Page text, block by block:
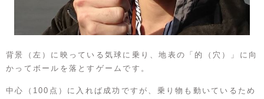
背景（左）に映っている気球に乗り、地表の「的（穴）」に向
かってボールを落とすゲームです。
中心（100点）に入れば成功ですが、乗り物も動いているため